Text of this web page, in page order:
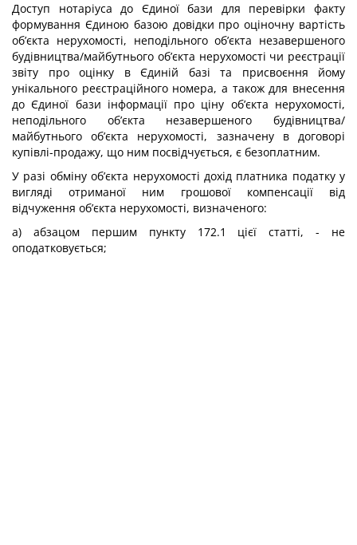
Доступ нотаріуса до Єдиної бази для перевірки факту
формування Єдиною базою довідки про оціночну вартість
об’єкта нерухомості, неподільного об’єкта незавершеного
будівництва/майбутнього об’єкта нерухомості чи реєстрації
звіту про оцінку в Єдиній базі та присвоєння йому
унікального реєстраційного номера, а також для внесення
до Єдиної бази інформації про ціну об’єкта нерухомості,
неподільного об’єкта незавершеного будівництва/
майбутнього об’єкта нерухомості, зазначену в договорі
купівлі-продажу, що ним посвідчується, є безоплатним.
У разі обміну об’єкта нерухомості дохід платника податку у
вигляді отриманої ним грошової компенсації від
відчуження об’єкта нерухомості, визначеного:
а) абзацом першим пункту 172.1 цієї статті, - не
оподатковується;